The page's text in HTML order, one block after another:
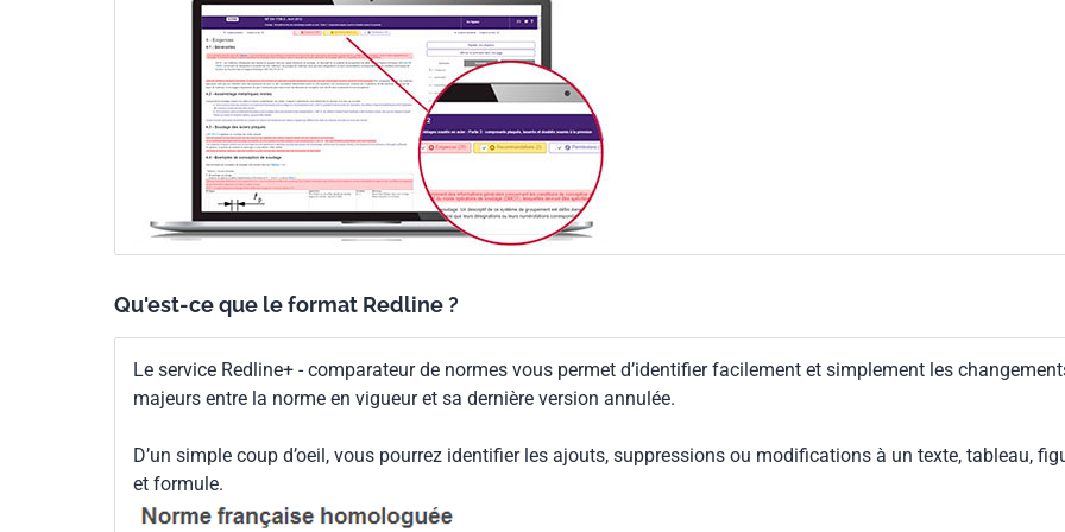
Qu'est-ce que le format Redline ?
Le service Redline+ - comparateur de normes vous permet d’identifier facilement et simplement les
majeurs entre la norme en vigueur et sa dernière version annulée.
D’un simple coup d’oeil, vous pourrez identifier les ajouts, suppressions ou modifications à un texte, tableau,
et formule.